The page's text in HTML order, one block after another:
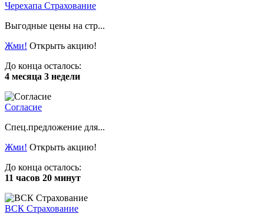
Черехапа Страхование
Выгодные цены на стр...
Жми! Открыть акцию!
До конца осталось:
4 месяца 3 недели
Согласие
Спец.предложение для...
Жми! Открыть акцию!
До конца осталось:
11 часов 20 минут
ВСК Страхование